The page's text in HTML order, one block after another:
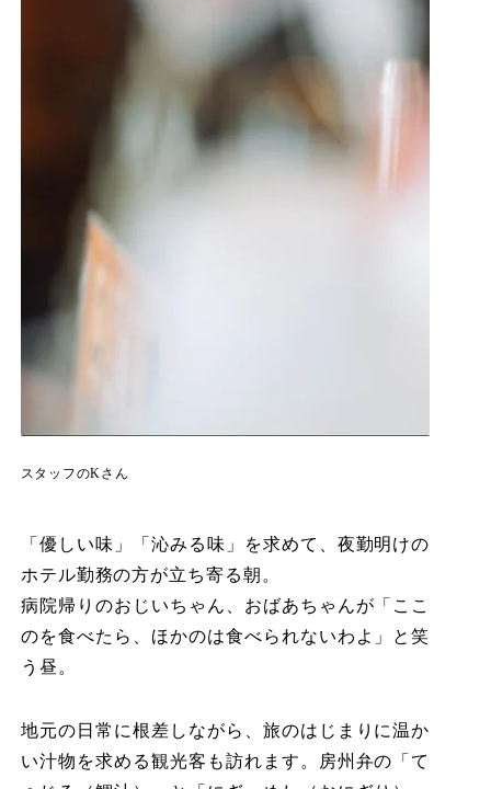
スタッフのKさん
「優しい味」「沁みる味」を求めて、夜勤明けの
ホテル勤務の方が立ち寄る朝。
病院帰りのおじいちゃん、おばあちゃんが「ここ
のを食べたら、ほかのは食べられないわよ」と笑
う昼。
地元の日常に根差しながら、旅のはじまりに温か
い汁物を求める観光客も訪れます。房州弁の「て